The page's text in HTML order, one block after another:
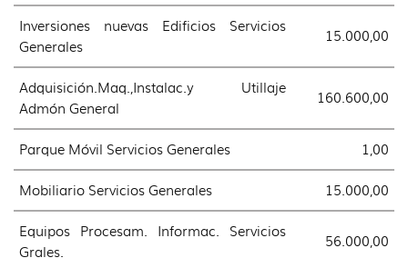
Inversiones nuevas Edificios Servicios
Generales
15.000,00
Adquisición.Maq.,Instalac.y Utillaje
Admón General
160.600,00
Parque Móvil Servicios Generales 1,00
Mobiliario Servicios Generales 15.000,00
Equipos Procesam. Informac. Servicios
Grales.
56.000,00